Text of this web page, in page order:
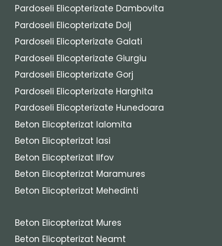
Pardoseli Elicopterizate Dambovita
Pardoseli Elicopterizate Dolj
Pardoseli Elicopterizate Galati
Pardoseli Elicopterizate Giurgiu
Pardoseli Elicopterizate Gorj
Pardoseli Elicopterizate Harghita
Pardoseli Elicopterizate Hunedoara
Beton Elicopterizat Ialomita
Beton Elicopterizat Iasi
Beton Elicopterizat Ilfov
Beton Elicopterizat Maramures
Beton Elicopterizat Mehedinti
Beton Elicopterizat Mures
Beton Elicopterizat Neamt